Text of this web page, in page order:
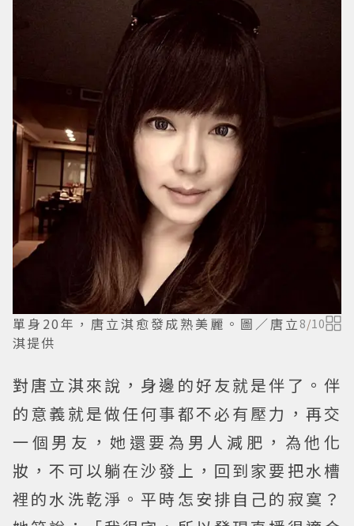
單身20年，唐立淇愈發成熟美麗。圖／唐立
淇提供
8/10
對唐立淇來說，身邊的好友就是伴了。伴
的意義就是做任何事都不必有壓力，再交
一個男友，她還要為男人減肥，為他化
妝，不可以躺在沙發上，回到家要把水槽
裡的水洗乾淨。平時怎安排自己的寂寞？